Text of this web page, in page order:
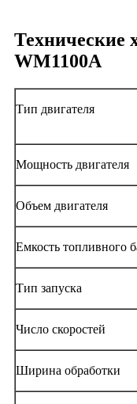
Технические
WM1100A
Тип двигателя
Мощность двигателя
Объем двигателя
Емкость топливного
Тип запуска
Число скоростей
Ширина обработки